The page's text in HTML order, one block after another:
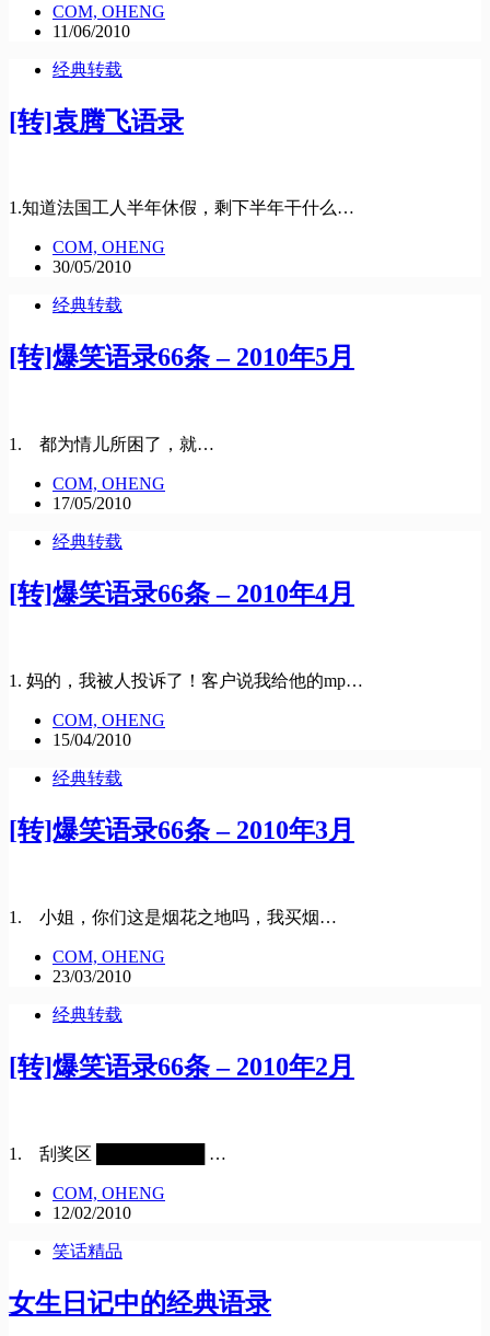
COM, OHENG
11/06/2010
经典转载
[转]袁腾飞语录
1.知道法国工人半年休假，剩下半年干什么…
COM, OHENG
30/05/2010
经典转载
[转]爆笑语录66条 – 2010年5月
1. 都为情儿所困了，就…
COM, OHENG
17/05/2010
经典转载
[转]爆笑语录66条 – 2010年4月
1. 妈的，我被人投诉了！客户说我给他的mp…
COM, OHENG
15/04/2010
经典转载
[转]爆笑语录66条 – 2010年3月
1. 小姐，你们这是烟花之地吗，我买烟…
COM, OHENG
23/03/2010
经典转载
[转]爆笑语录66条 – 2010年2月
1. 刮奖区 █████████ …
COM, OHENG
12/02/2010
笑话精品
女生日记中的经典语录